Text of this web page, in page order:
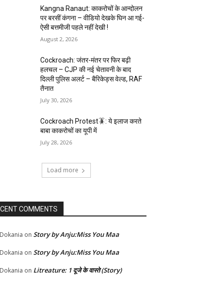
Kangna Ranaut: काकरोचों के आन्दोलन
पर बरसीं कंगना – वीडियो देखके घिन आ गई-
ऐसी बत्तमीजी पहले नहीं देखी !
August 2, 2026
Cockroach: जंतर-मंतर पर फिर बढ़ी
हलचल – CJP की नई चेतावनी के बाद
दिल्ली पुलिस अलर्ट – बैरिकेड्स वेल्ड, RAF
तैनात
July 30, 2026
Cockroach Protest🪳: ये इलाज करते
बाबा काकरोचों का यूपी में
July 28, 2026
Load more
COMMENTS
on Story by Anju:Miss You Maa
on Story by Anju:Miss You Maa
on Litreature: 1 दूजे के वास्ते (Story)